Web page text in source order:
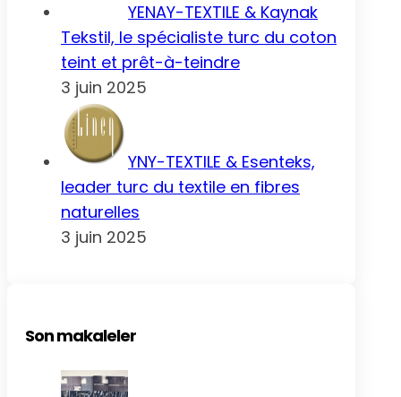
YENAY-TEXTILE & Kaynak
Tekstil, le spécialiste turc du coton
teint et prêt-à-teindre
3 juin 2025
YNY-TEXTILE & Esenteks,
leader turc du textile en fibres
naturelles
3 juin 2025
Son makaleler